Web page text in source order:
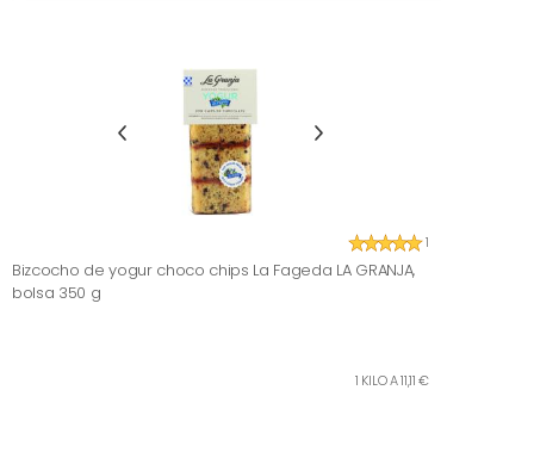
1
Bizcocho de yogur choco chips La Fageda LA GRANJA,
bolsa 350 g
1 KILO A 11,11 €